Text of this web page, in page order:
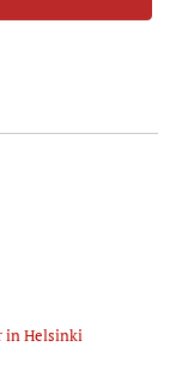
in Helsinki